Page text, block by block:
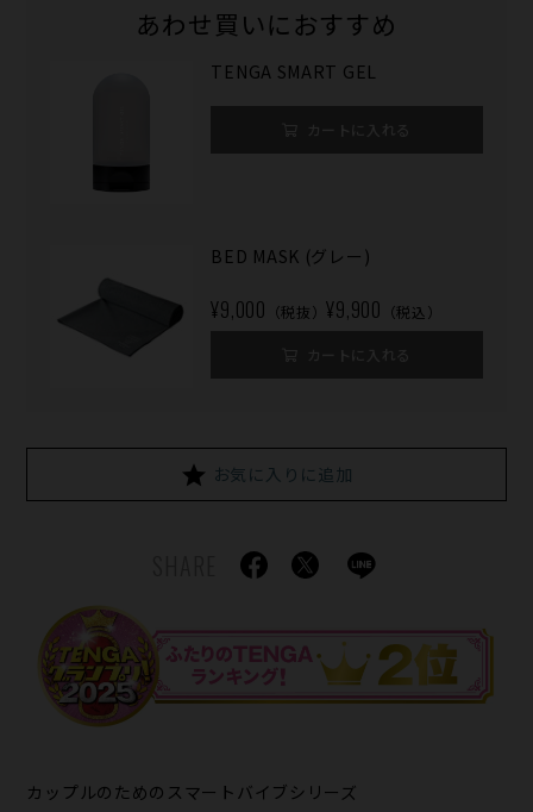
あわせ買いにおすすめ
TENGA SMART GEL
BED MASK (グレー)
¥9,000 （税抜） ¥9,900 （税込）
お気に入りに追加
カップルのためのスマートバイブシリーズ